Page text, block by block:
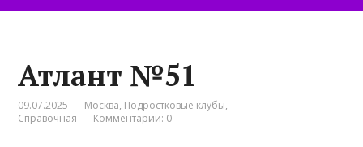
Атлант №51
09.07.2025 Москва, Подростковые клубы,
Справочная
Комментарии: 0